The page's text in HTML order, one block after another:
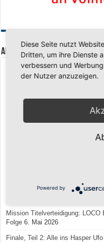
Aktuelle Beiträge
Senioren-Training in den
Team LOCO Germany wird
Reise nach Berlin – 4 Talente
Saison 2026/2027
11. Mai
Mission Titelverteidigung:
Folge 6. Mai 2026
Finale, Teil 2: Alle ins Hasper Ufo
Diese Seite nutzt
Dritten, um ihre Dienste
verbessern und
der Nutzer anzuzeigen.
Powered by